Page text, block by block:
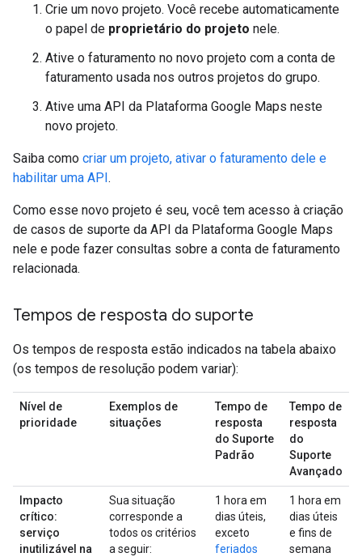
Crie um novo projeto. Você recebe automaticamente
o papel de proprietário do projeto nele.
Ative o faturamento no novo projeto com a conta de
faturamento usada nos outros projetos do grupo.
Ative uma API da Plataforma Google Maps neste
novo projeto.
Saiba como criar um projeto, ativar o faturamento dele e
habilitar uma API.
Como esse novo projeto é seu, você tem acesso à criação
de casos de suporte da API da Plataforma Google Maps
nele e pode fazer consultas sobre a conta de faturamento
relacionada.
Tempos de resposta do suporte
Os tempos de resposta estão indicados na tabela abaixo
(os tempos de resolução podem variar):
Nível de
prioridade
Exemplos de
situações
Tempo de
resposta
do Suporte
Padrão
Tempo de
resposta
do
Suporte
Avançado
Impacto
crítico:
serviço
inutilizável na
Sua situação
corresponde a
todos os critérios
a seguir:
1 hora em
dias úteis,
exceto
feriados
1 hora em
dias úteis
e fins de
semana